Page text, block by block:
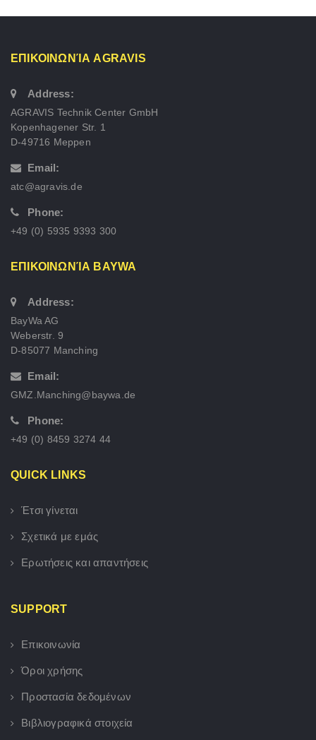
ΕΠΙΚΟΙΝΩΝΊΑ AGRAVIS
Address:
AGRAVIS Technik Center GmbH
Kopenhagener Str. 1
D-49716 Meppen
Email:
atc@agravis.de
Phone:
+49 (0) 5935 9393 300
ΕΠΙΚΟΙΝΩΝΊΑ BAYWA
Address:
BayWa AG
Weberstr. 9
D-85077 Manching
Email:
GMZ.Manching@baywa.de
Phone:
+49 (0) 8459 3274 44
QUICK LINKS
Έτσι γίνεται
Σχετικά με εμάς
Ερωτήσεις και απαντήσεις
SUPPORT
Επικοινωνία
Όροι χρήσης
Προστασία δεδομένων
Βιβλιογραφικά στοιχεία